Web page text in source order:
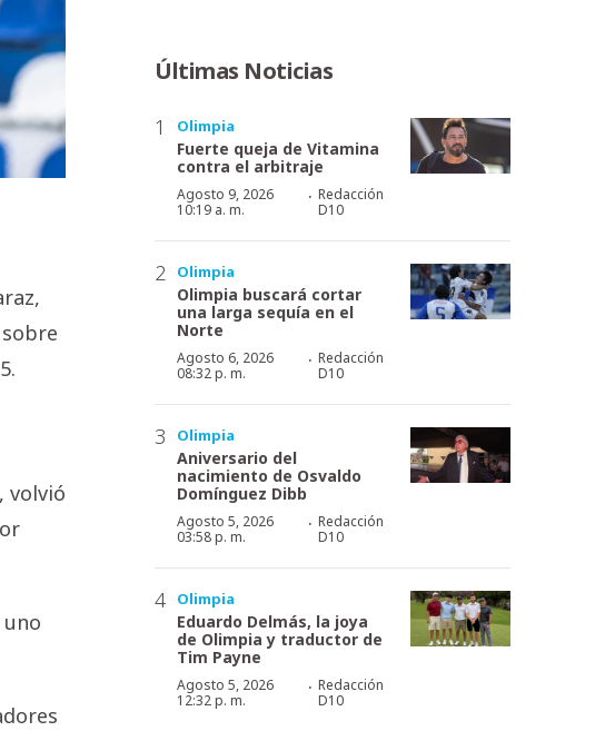
volvió
Últimas Noticias
Olimpia
Fuerte queja de Vitamina
contra el arbitraje
Agosto 9, 2026
10:19 a. m.
· Redacción
D10
Olimpia
Olimpia buscará cortar
una larga sequía en el
Norte
Agosto 6, 2026
08:32 p. m.
· Redacción
D10
Olimpia
Aniversario del
nacimiento de Osvaldo
Domínguez Dibb
Agosto 5, 2026
03:58 p. m.
· Redacción
D10
Olimpia
Eduardo Delmás, la joya
de Olimpia y traductor de
Tim Payne
Agosto 5, 2026
12:32 p. m.
· Redacción
D10